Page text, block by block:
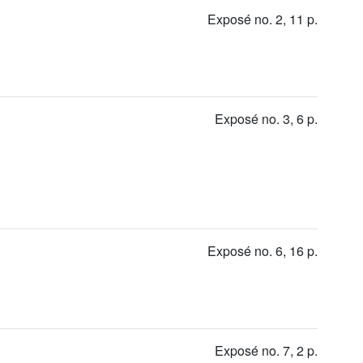
Exposé no. 2, 11 p.
Exposé no. 3, 6 p.
Exposé no. 6, 16 p.
Exposé no. 7, 2 p.